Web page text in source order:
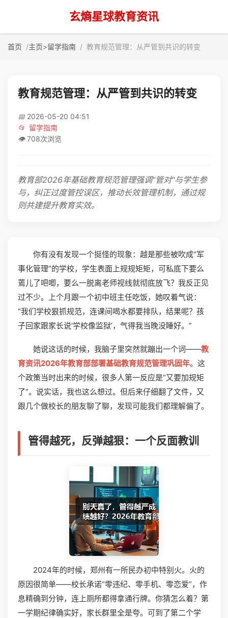
玄熵星球教育资讯
首页 主页>留学指南 教育规范管理：从严管到共识的转变
教育规范管理：从严管到共识的转变
📅 2026-05-20 04:51
📂 留学指南
👁️ 708次浏览
教育部2026年基础教育规范管理强调"管对"与学生参
与，纠正过度管控误区，推动长效管理机制，通过规
则共建提升教育实效。
你有没有发现一个挺怪的现象：越是那些被吹成“军
事化管理”的学校，学生表面上规规矩矩，可私底下要么
蔫儿了吧唧，要么一脱离老师视线就彻底放飞？我反正见
过不少。上个月跟一个初中班主任吃饭，她叹着气说：
“我们学校狠抓规范，连课间喝水都要排队，结果呢？孩
子回家跟家长说‘学校像监狱’，气得我当晚没睡好。”
她说这话的时候，我脑子里突然就蹦出一个词——教
育资讯2026年教育部部署基础教育规范管理巩固年。这
个政策当时出来的时候，很多人第一反应是“又要加规矩
了”。说实话，我也这么想过。但后来仔细翻了文件，又
跟几个做校长的朋友聊了聊，发现可能我们都理解偏了。
管得越死，反弹越狠：一个反面教训
2024年的时候，郑州有一所民办初中特别火。火的
原因很简单——校长承诺“零违纪、零手机、零恋爱”，作
息精确到分钟，连上厕所都得拿通行牌。你猜怎么着？第
一学期纪律确实好，家长群里全是夸。可到了第二个学